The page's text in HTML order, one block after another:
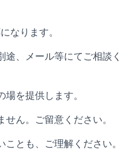
なります。
途、メール等にてご相談く
を提供します。
ん。ご留意ください。
とも、ご理解ください。